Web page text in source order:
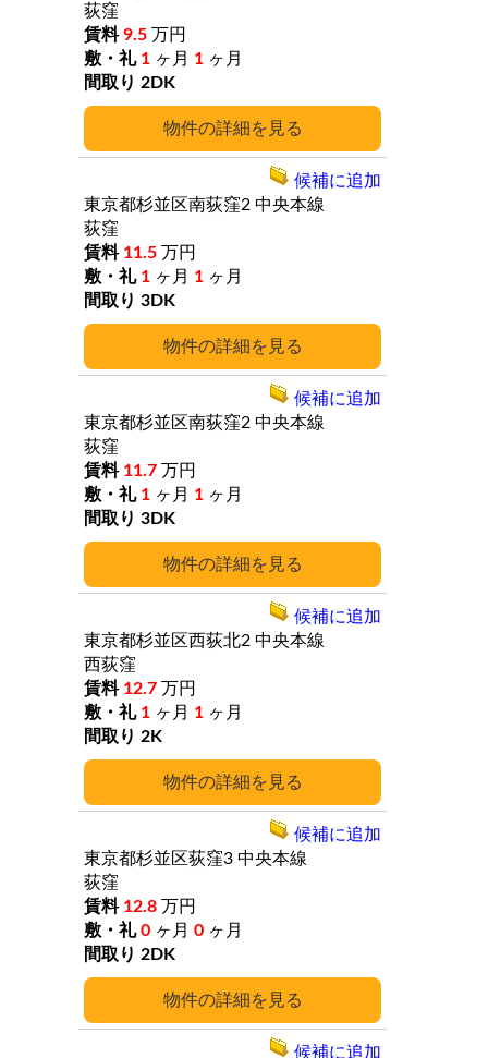
詳細
荻窪
9.5 万円
1 ヶ月 1 ヶ月
2DK
詳細
東京都杉並区南荻窪2 中央本線
荻窪
11.5 万円
1 ヶ月 1 ヶ月
3DK
候補に追加
詳細
東京都杉並区南荻窪2 中央本線
荻窪
11.7 万円
1 ヶ月 1 ヶ月
3DK
候補に追加
詳細
東京都杉並区西荻北2 中央本線
西荻窪
12.7 万円
1 ヶ月 1 ヶ月
2K
候補に追加
詳細
東京都杉並区荻窪3 中央本線
荻窪
12.8 万円
0 ヶ月 0 ヶ月
2DK
候補に追加
候補に追加